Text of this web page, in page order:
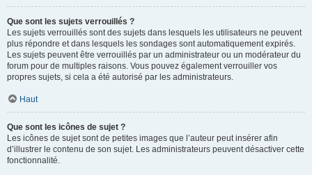
Que sont les sujets verrouillés ?
Les sujets verrouillés sont des sujets dans lesquels les utilisateurs ne peuvent
plus répondre et dans lesquels les sondages sont automatiquement expirés.
Les sujets peuvent être verrouillés par un administrateur ou un modérateur du
forum pour de multiples raisons. Vous pouvez également verrouiller vos
propres sujets, si cela a été autorisé par les administrateurs.
Haut
Que sont les icônes de sujet ?
Les icônes de sujet sont de petites images que l’auteur peut insérer afin
d’illustrer le contenu de son sujet. Les administrateurs peuvent désactiver cette
fonctionnalité.